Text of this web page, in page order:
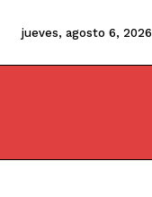
jueves, agosto 6, 2026